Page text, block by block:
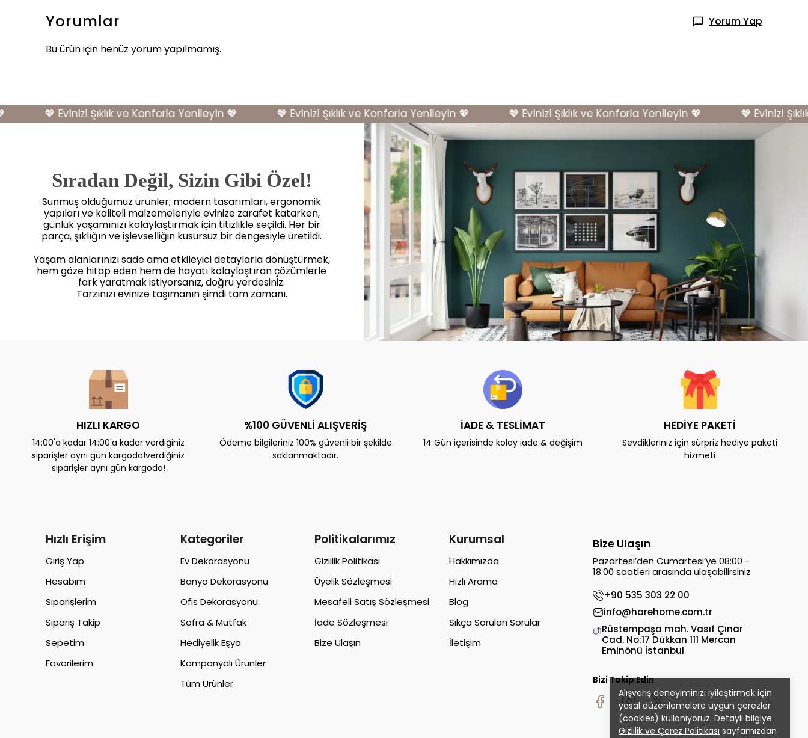
Alışveriş deneyiminizi iyileştirmek için
yasal düzenlemelere uygun çerezler
(cookies) kullanıyoruz. Detaylı bilgiye
Gizlilik ve Çerez Politikası sayfamızdan
Yorumlar
Yorum Yap
Bu ürün için henüz yorum yapılmamış.
💖 Evinizi Şıklık ve Konforla Yenileyin 💖 💖 Evinizi Şıklık ve Konforla Yenileyin 💖 💖 Evinizi Şıklık ve Konforla Yenileyin 💖 💖 Evinizi
Sıradan Değil, Sizin Gibi Özel!
Sunmuş olduğumuz ürünler; modern tasarımları, ergonomik
yapıları ve kaliteli malzemeleriyle evinize zarafet katarken,
günlük yaşamınızı kolaylaştırmak için titizlikle seçildi. Her bir
parça, şıklığın ve işlevselliğin kusursuz bir dengesiyle üretildi.
Yaşam alanlarınızı sade ama etkileyici detaylarla dönüştürmek,
hem göze hitap eden hem de hayatı kolaylaştıran çözümlerle
fark yaratmak istiyorsanız, doğru yerdesiniz.
Tarzınızı evinize taşımanın şimdi tam zamanı.
HIZLI KARGO
14:00'a kadar 14:00'a kadar verdiğiniz
siparişler aynı gün kargoda!verdiğiniz
siparişler aynı gün kargoda!
%100 GÜVENLİ ALIŞVERİŞ
Ödeme bilgileriniz 100% güvenli bir şekilde
saklanmaktadır.
İADE & TESLİMAT
14 Gün içerisinde kolay iade & değişim
HEDİYE PAKETİ
Sevdikleriniz için sürpriz hediye paketi
hizmeti
Hızlı Erişim
Giriş Yap
Hesabım
Siparişlerim
Sipariş Takip
Sepetim
Favorilerim
Kategoriler
Ev Dekorasyonu
Banyo Dekorasyonu
Ofis Dekorasyonu
Sofra & Mutfak
Hediyelik Eşya
Kampanyalı Ürünler
Tüm Ürünler
Politikalarımız
Gizlilik Politikası
Üyelik Sözleşmesi
Mesafeli Satış Sözleşmesi
İade Sözleşmesi
Bize Ulaşın
Kurumsal
Hakkımızda
Hızlı Arama
Blog
Sıkça Sorulan Sorular
İletişim
Bize Ulaşın
Pazartesi’den Cumartesi’ye 08:00 -
18:00 saatleri arasında ulaşabilirsiniz
+90 535 303 22 00
info@harehome.com.tr
Rüstempaşa mah. Vasıf Çınar
Cad. No:17 Dükkan 111 Mercan
Eminönü İstanbul
Bizi Takip Edin